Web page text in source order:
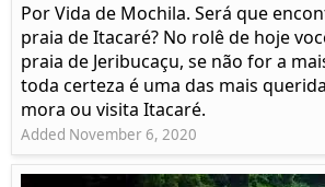
Por Vida de Mochila. Será que
praia de Itacaré? No rolê de hoje
praia de Jeribucaçu, se não for a
toda certeza é uma das mais
mora ou visita Itacaré.
Added November 6, 2020